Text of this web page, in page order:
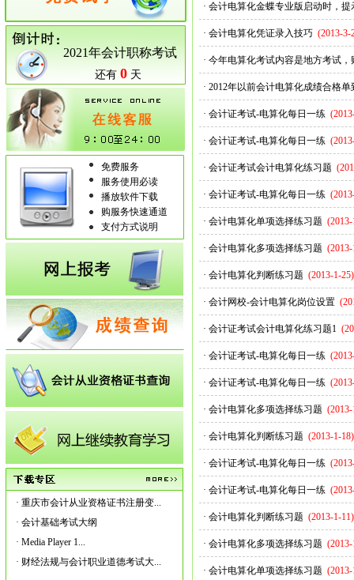
2021年会计职称考试
还有 0 天
免费服务
服务使用必读
播放软件下载
购服务快速通道
支付方式说明
· 重庆市会计从业资格证书注册变...
· 会计基础考试大纲
· Media Player 1...
· 财经法规与会计职业道德考试大...
· 会计电算化金蝶专业版启动时，
· 会计电算化凭证录入技巧 (2013-3-
· 今年电算化考试内容是地方考试，
· 2012年以前会计电算化成绩合格
· 会计证考试-电算化每日一练
· 会计证考试-电算化每日一练
· 会计证考试会计电算化练习题
· 会计证考试-电算化每日一练
· 会计电算化单项选择练习题
· 会计电算化多项选择练习题
· 会计电算化判断练习题 (2013-1-25)
· 会计网校-会计电算化岗位设置
· 会计证考试会计电算化练习题1
· 会计证考试-电算化每日一练
· 会计证考试-电算化每日一练
· 会计电算化多项选择练习题
· 会计电算化判断练习题 (2013-1-18)
· 会计证考试-电算化每日一练
· 会计证考试-电算化每日一练
· 会计电算化判断练习题 (2013-1-11)
· 会计电算化多项选择练习题
· 会计电算化单项选择练习题